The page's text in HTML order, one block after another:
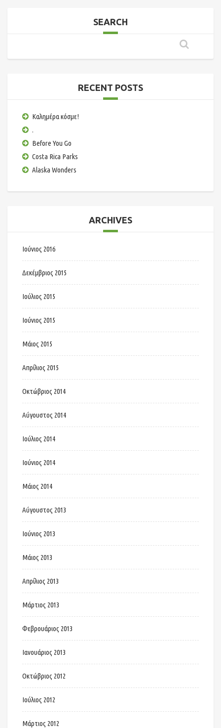
SEARCH
RECENT POSTS
Καλημέρα κόσμε!
.
Before You Go
Costa Rica Parks
Alaska Wonders
ARCHIVES
Ιούνιος 2016
Δεκέμβριος 2015
Ιούλιος 2015
Ιούνιος 2015
Μάιος 2015
Απρίλιος 2015
Οκτώβριος 2014
Αύγουστος 2014
Ιούλιος 2014
Ιούνιος 2014
Μάιος 2014
Αύγουστος 2013
Ιούνιος 2013
Μάιος 2013
Απρίλιος 2013
Μάρτιος 2013
Φεβρουάριος 2013
Ιανουάριος 2013
Οκτώβριος 2012
Ιούλιος 2012
Μάρτιος 2012